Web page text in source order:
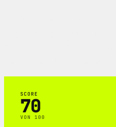
SCORE
70
VON 100